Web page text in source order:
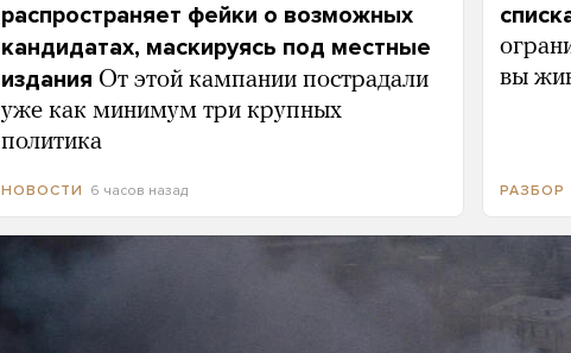
распространяет фейки о возможных
кандидатах, маскируясь под местные
издания От этой кампании пострадали
уже как минимум три крупных
политика
НОВОСТИ 6 часов назад
вы
РАЗБОР